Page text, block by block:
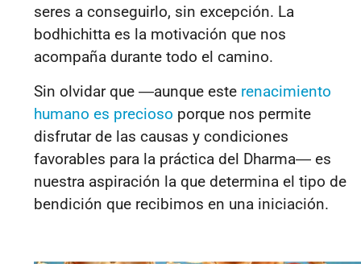
seres a conseguirlo, sin excepción. La
bodhichitta es la motivación que nos
acompaña durante todo el camino.
Sin olvidar que ―aunque este renacimiento
humano es precioso porque nos permite
disfrutar de las causas y condiciones
favorables para la práctica del Dharma― es
nuestra aspiración la que determina el tipo de
bendición que recibimos en una iniciación.